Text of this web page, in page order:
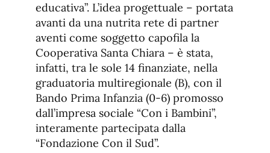
educativa”. L’idea progettuale – portata
avanti da una nutrita rete di partner
aventi come soggetto capofila la
Cooperativa Santa Chiara – è stata,
infatti, tra le sole 14 finanziate, nella
graduatoria multiregionale (B), con il
Bando Prima Infanzia (0-6) promosso
dall’impresa sociale “Con i Bambini”,
interamente partecipata dalla
“Fondazione Con il Sud”.